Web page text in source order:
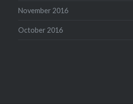
November 2016
October 2016